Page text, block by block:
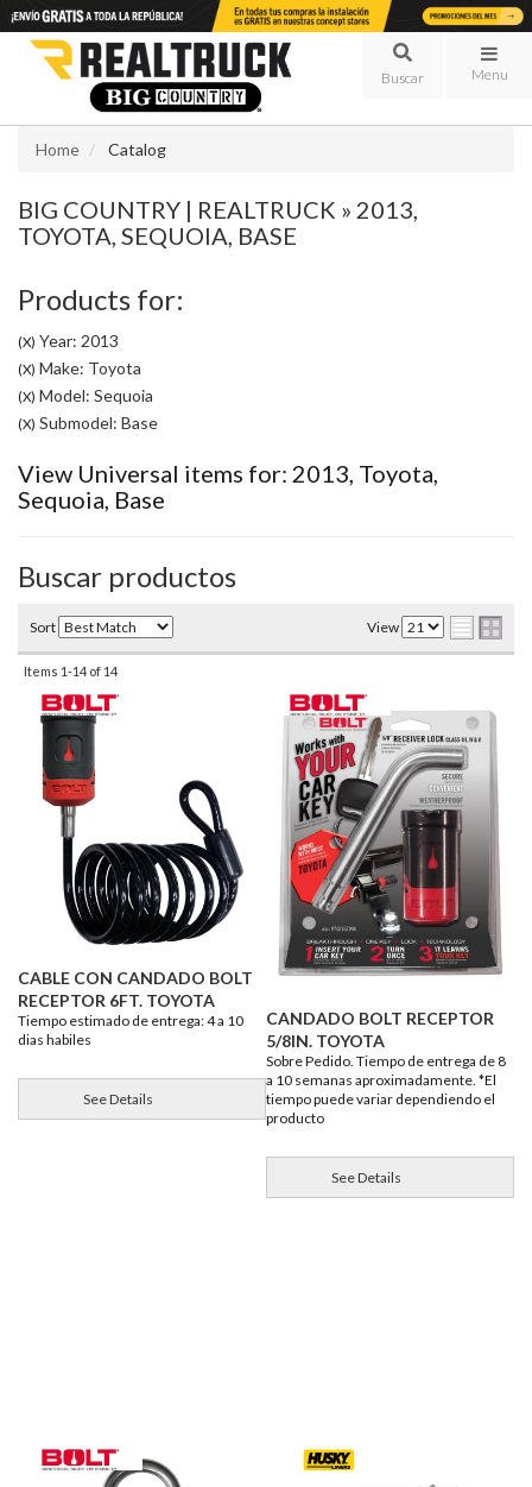
Menu
Home Catalog
BIG COUNTRY | REALTRUCK » 2013,
TOYOTA, SEQUOIA, BASE
Products for:
(X) Year: 2013
(X) Make: Toyota
(X) Model: Sequoia
(X) Submodel: Base
View Universal items for: 2013, Toyota,
Sequoia, Base
Buscar productos
Sort View
Items 1-14 of 14
CABLE CON CANDADO BOLT
RECEPTOR 6FT. TOYOTA
Tiempo estimado de entrega: 4 a 10
dias habiles
See Details
CANDADO BOLT RECEPTOR
5/8IN. TOYOTA
Sobre Pedido. Tiempo de entrega de 8
a 10 semanas aproximadamente. *El
tiempo puede variar dependiendo el
producto
See Details